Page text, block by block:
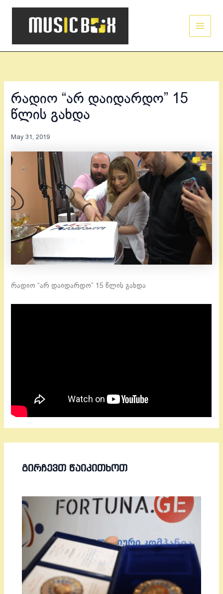
Skip
რადიო “არ დაიდარდო” 15
წლის გახდა
May 31, 2019
რადიო “არ დაიდარდო” 15 წლის გახდა
ᲒᲘᲠᲩᲔᲕᲗ ᲬᲐᲘᲙᲘᲗᲮᲝᲗ